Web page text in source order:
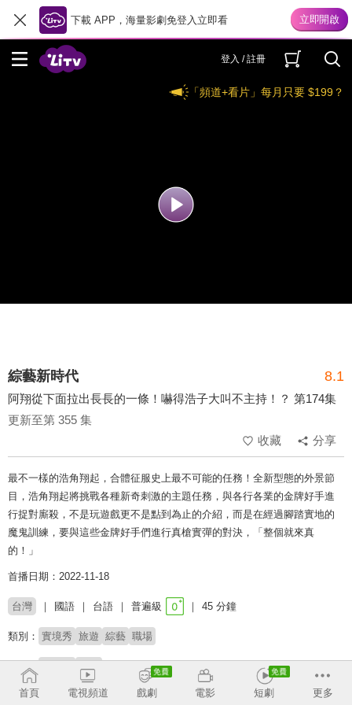
下載 APP，海量影劇免登入立即看
登入 / 註冊
「頻道+看片」每月只要 $199？
綜藝新時代 8.1
阿翔從下面拉出長長的一條！嚇得浩子大叫不主持！？ 第174集
更新至第 355 集
收藏
分享
最不一樣的浩角翔起，合體征服史上最不可能的任務！全新型態的外景節
目，浩角翔起將挑戰各種新奇刺激的主題任務，與各行各業的金牌好手進
行捉對廝殺，不是玩遊戲更不是點到為止的介紹，而是在經過腳踏實地的
魔鬼訓練，要與這些金牌好手們進行真槍實彈的對決，「整個就來真
的！」
首播日期：2022-11-18
台灣 國語 台語 普遍級 45 分鐘
類別： 實境秀 旅遊 綜藝 職場
來賓： 宜芳
主持： 浩角翔起 籃籃
首頁 電視頻道 戲劇 電影 短劇 更多